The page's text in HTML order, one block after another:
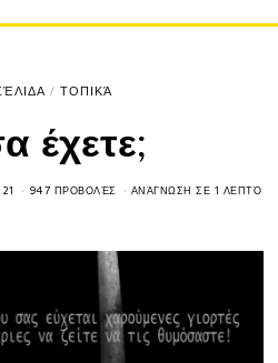
/ ΤΟΠΙΚΆ
έχετε;
947 ΠΡΟΒΟΛΈΣ ΑΝΆΓΝΩΣΗ ΣΕ 1 ΛΕΠΤΌ